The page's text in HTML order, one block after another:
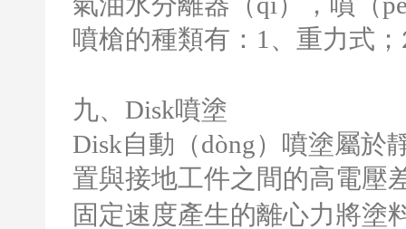
噴槍的種類有： 1 、重力式；
九、 Disk噴塗
Disk自動（dòng）噴塗屬於
置與接地工件之間的高電壓
固定速度產生的離心力將塗